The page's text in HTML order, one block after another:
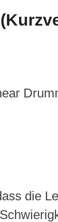
die